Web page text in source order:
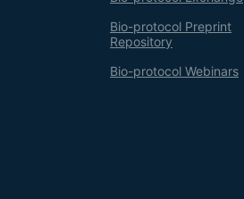
Bio-protocol Preprint
Repository
Bio-protocol Webinars